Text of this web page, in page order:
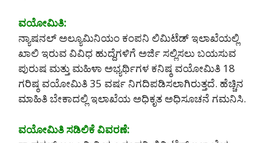
ವಯೋಮಿತಿ:
ನ್ಯಾಷನಲ್ ಅಲ್ಯೂಮಿನಿಯಂ ಕಂಪನಿ ಲಿಮಿಟೆಡ್ ಇಲಾಖೆಯಲ್ಲಿ
ಖಾಲಿ ಇರುವ ವಿವಿಧ ಹುದ್ದೆಗಳಿಗೆ ಅರ್ಜಿ ಸಲ್ಲಿಸಲು ಬಯಸುವ
ಪುರುಷ ಮತ್ತು ಮಹಿಳಾ ಅಭ್ಯರ್ಥಿಗಳ ಕನಿಷ್ಠ ವಯೋಮಿತಿ 18
ಗರಿಷ್ಠ ವಯೋಮಿತಿ 35 ವರ್ಷ ನಿಗದಿಪಡಿಸಲಾಗಿರುತ್ತದೆ. ಹೆಚ್ಚಿನ
ಮಾಹಿತಿ ಬೇಕಾದಲ್ಲಿ ಇಲಾಖೆಯ ಅಧಿಕೃತ ಅಧಿಸೂಚನೆ ಗಮನಿಸಿ.
ವಯೋಮಿತಿ ಸಡಿಲಿಕೆ ವಿವರಣೆ: